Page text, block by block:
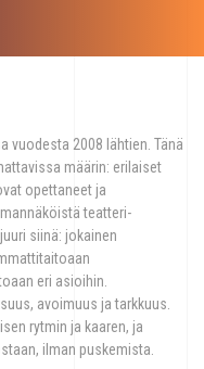
vuodesta 2008 lähtien. Tänä
määrin: erilaiset
opettaneet ja
teatteri-
siinä: jokainen
eri asioihin.
avoimuus ja tarkkuus.
rytmin ja kaaren, ja
ilman puskemista.